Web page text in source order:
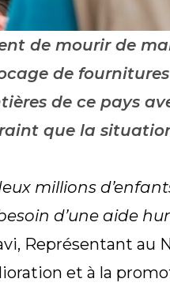
de mourir de
de
de ce pays
que la
millions
d’une aide
Représentant au
et à la